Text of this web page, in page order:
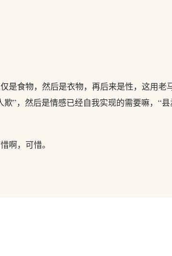
是食物，然后是衣物，再后来是性，这用老
”，然后是情感已经自我实现的需要嘛，“县
啊，可惜。